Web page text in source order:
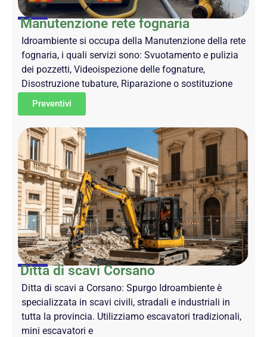
Manutenzione rete fognaria
Idroambiente si occupa della Manutenzione della rete
fognaria, i quali servizi sono: Svuotamento e pulizia
dei pozzetti, Videoispezione delle fognature,
Disostruzione tubature, Riparazione o sostituzione
Preventivi
Ditta di scavi Corsano
Ditta di scavi a Corsano: Spurgo Idroambiente è
specializzata in scavi civili, stradali e industriali in
tutta la provincia. Utilizziamo escavatori tradizionali,
mini escavatori e